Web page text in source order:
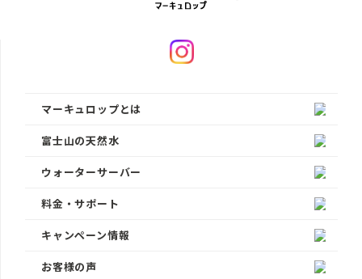
マーキュロップとは
富士山の天然水
ウォーターサーバー
料金・サポート
キャンペーン情報
お客様の声